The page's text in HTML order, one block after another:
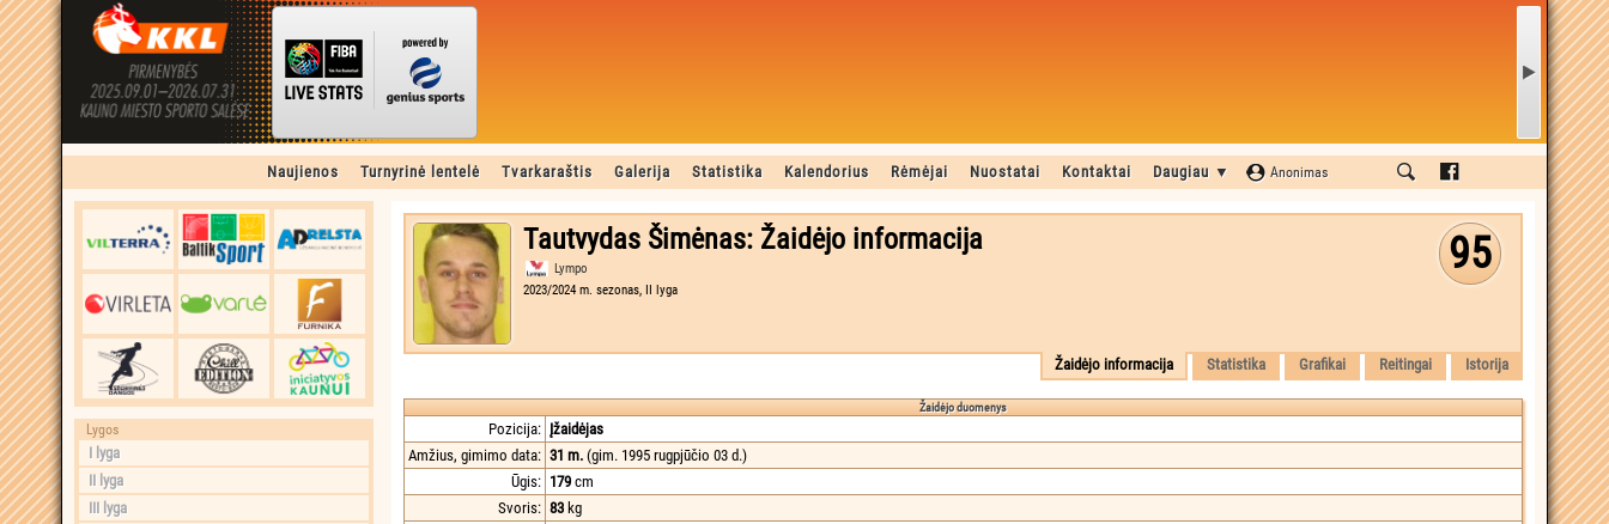
Naujienos Turnyrinė lentelė Tvarkaraštis Galerija Statistika Kalendorius Rėmėjai Nuostatai Kontaktai Daugiau ▼ Anonimas
Lygos
I lyga
II lyga
III lyga
95
Tautvydas Šimėnas: Žaidėjo informacija
Lympo
2023/2024 m. sezonas, II lyga
Žaidėjo informacija Statistika Grafikai Reitingai Istorija
Žaidėjo duomenys
Pozicija: Įžaidėjas
Amžius, gimimo data: 31 m. (gim. 1995 rugpjūčio 03 d.)
Ūgis: 179 cm
Svoris: 83 kg